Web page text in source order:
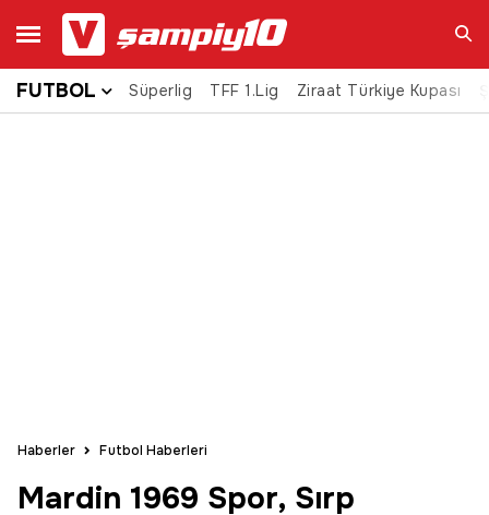
Ara
FUTBOL Süperlig TFF 1.Lig Ziraat Türkiye Kupası
Haberler Futbol Haberleri
Mardin 1969 Spor, Sırp